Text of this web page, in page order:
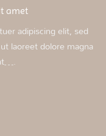
amet
adipiscing elit, sed
laoreet dolore magna